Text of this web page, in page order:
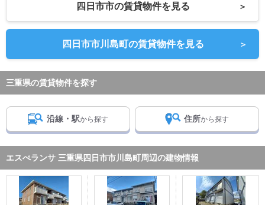
四日市市の賃貸物件を見る ＞
四日市市川島町の賃貸物件を見る ＞
三重県の賃貸物件を探す
沿線・駅から探す 住所から探す
エスぺランサ 三重県四日市市川島町周辺の建物情報